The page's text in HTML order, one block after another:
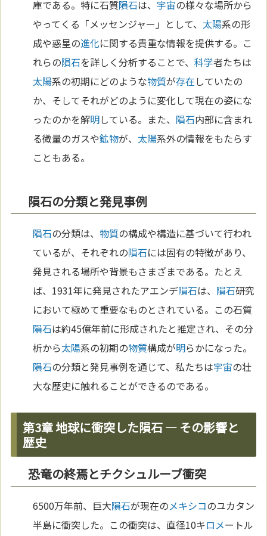
庫である。特に石質隕石は、 宇宙の様々な場所から
やってくる「メッセンジャー」として、 太陽系の形
成や惑星の進化に関する貴重な情報を提供する。こ
れらの隕石を詳しく分析することで、科学者たちは
太陽系の初期にどのような物質が存在していたの
か、そしてそれがどのように変化して現在の姿にな
ったのかを解明している。また、 隕石内部に含まれ
る微量のガスや鉱物が、 太陽系外の情報をもたらす
こともある。
隕石の分類と発見事例
隕石の分類は、 物質の構成や構造に基づいて行われ
ているが、それぞれの隕石には固有の特徴があり、
発見される場所や背景もさまざまである。たとえ
ば、1931年に発見されたアエンデ隕石は、 隕石研究
において極めて重要なものとされている。この石質
隕石は約45億年前に形成されたと推定され、その分
析から太陽系の初期の物質構成が明らかになった。
隕石の分類と発見事例を通じて、私たちは宇宙の壮
大な歴史に触れることができるのである。
第3章 地球に衝突した隕石 — その影響と
歴史
恐竜の終焉とチクシュルーブ衝突
6500万年前、巨大隕石が現在のメキシコのユカタン
半島に衝突した。この衝突は、直径10キロメートル